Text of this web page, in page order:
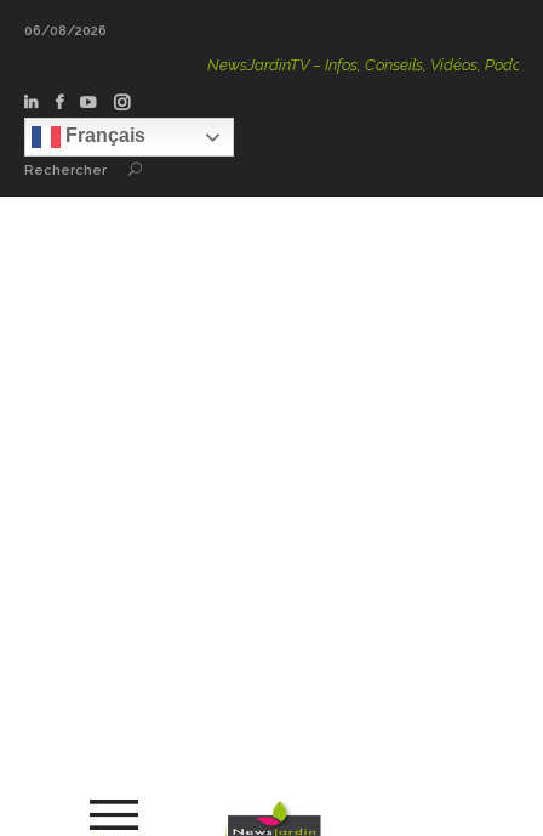
06/08/2026
NewsJardinTV – Infos, Conseils, Vidéos, Podcasts –
Français
Rechercher